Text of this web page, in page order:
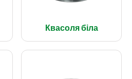
Квасоля біла